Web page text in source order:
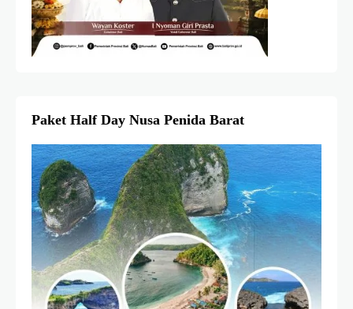
Paket Half Day Nusa Penida Barat